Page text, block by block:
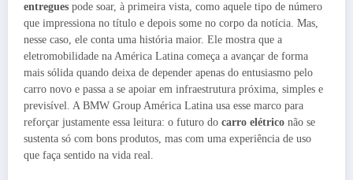
entregues pode soar, à primeira vista, como aquele tipo de número
que impressiona no título e depois some no corpo da notícia. Mas,
nesse caso, ele conta uma história maior. Ele mostra que a
eletromobilidade na América Latina começa a avançar de forma
mais sólida quando deixa de depender apenas do entusiasmo pelo
carro novo e passa a se apoiar em infraestrutura próxima, simples e
previsível. A BMW Group América Latina usa esse marco para
reforçar justamente essa leitura: o futuro do carro elétrico não se
sustenta só com bons produtos, mas com uma experiência de uso
que faça sentido na vida real.